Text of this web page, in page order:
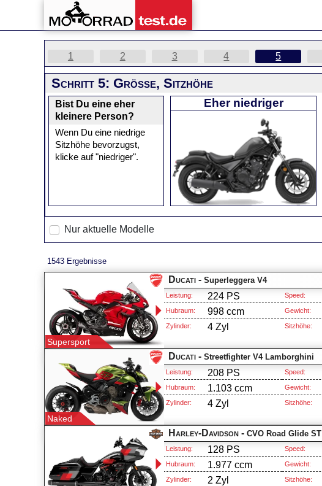
1 2 3 4 5
Schritt 5: Größe, Sitzhöhe
Bist Du eine eher
kleinere Person?
Wenn Du eine niedrige
Sitzhöhe bevorzugst,
klicke auf "niedriger".
Eher niedriger
Nur aktuelle Modelle
1543 Ergebnisse
Ducati -Superleggera V4
Supersport
Leistung: 224 PS
Hubraum: 998 ccm
Zylinder: 4 Zyl
Speed:
Gewicht:
Sitzhöhe:
Ducati -Streetfighter V4 Lamborghini
Naked
Leistung: 208 PS
Hubraum: 1.103 ccm
Zylinder: 4 Zyl
Speed:
Gewicht:
Sitzhöhe:
Harley-Davidson -CVO Road Glide ST
Leistung: 128 PS
Hubraum: 1.977 ccm
Zylinder: 2 Zyl
Speed:
Gewicht:
Sitzhöhe: